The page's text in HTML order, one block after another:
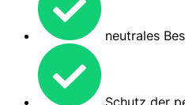
neutrales
Schutz der